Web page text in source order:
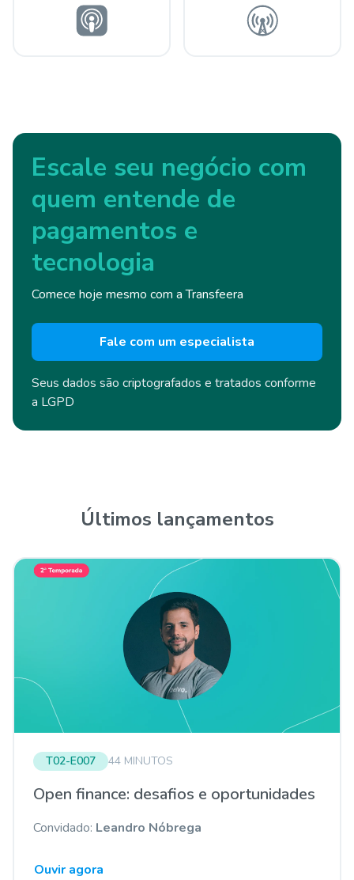
Escale seu negócio com
quem entende de
pagamentos e
tecnologia
Comece hoje mesmo com a Transfeera
Fale com um especialista
Seus dados são criptografados e tratados conforme
a LGPD
Últimos lançamentos
T02-E007 44 MINUTOS
Open finance: desafios e oportunidades
Convidado: Leandro Nóbrega
Ouvir agora